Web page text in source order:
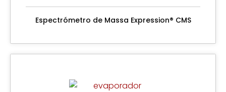
Espectrómetro de Massa Expression® CMS